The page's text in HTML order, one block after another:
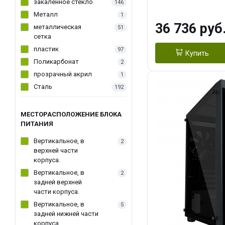
закаленное стекло 146
Металл 1
металлическая
сетка
51
пластик 97
Поликарбонат 2
прозрачный акрил 1
Сталь 192
МЕСТОРАСПОЛОЖЕНИЕ БЛОКА
ПИТАНИЯ
Вертикальное, в
верхней части
корпуса.
2
Вертикальное, в
задней верхней
части корпуса.
2
Вертикальное, в
задней нижней части
корпуса.
5
36 736 руб.
Купить